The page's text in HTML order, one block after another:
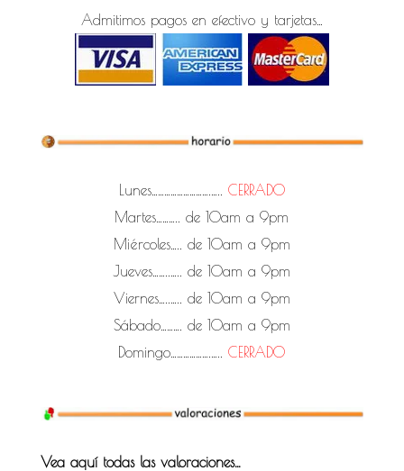
Admitimos pagos en efectivo y tarjetas…
Lunes……………………….….. CERRADO
Martes……….. de 10am a 9pm
Miércoles….. de 10am a 9pm
Jueves……..….. de 10am a 9pm
Viernes…..….. de 10am a 9pm
Sábado………. de 10am a 9pm
Domingo……………….…..CERRADO
Vea aquí todas las valoraciones…